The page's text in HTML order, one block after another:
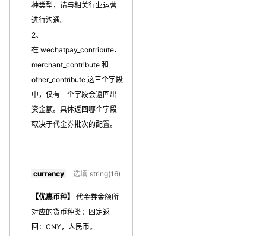
种类型，请与相关行业运营
进行沟通。
2、
在 wechatpay_contribute、
merchant_contribute 和
other_contribute 这三个字段
中，仅有一个字段会返回出
资金额。具体返回哪个字段
取决于代金券批次的配置。
currency 选填 string(16)
【优惠币种】
代金券金额所
对应的货币种类：固定返
回：CNY，人民币。